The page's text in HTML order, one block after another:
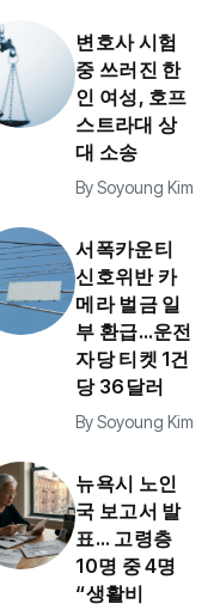
변호사 시험
중 쓰러진 한
인 여성, 호프
스트라대 상
대 소송
BySoyoung Kim
서폭카운티
신호위반 카
메라 벌금 일
부 환급…운전
자당 티켓 1건
당 36달러
BySoyoung Kim
뉴욕시 노인
국 보고서 발
표… 고령층
10명 중 4명
“생활비